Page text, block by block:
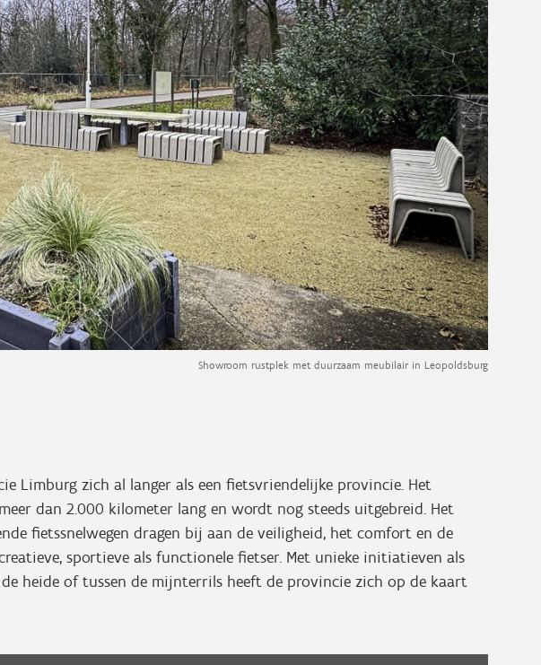
Showroom rustplek met duurzaam meubilair in Leopoldsburg
Limburg zich al langer als een fietsvriendelijke provincie. Het
dan 2.000 kilometer lang en wordt nog steeds uitgebreid. Het
fietssnelwegen dragen bij aan de veiligheid, het comfort en de
sportieve als functionele fietser. Met unieke initiatieven als
heide of tussen de mijnterrils heeft de provincie zich op de kaart